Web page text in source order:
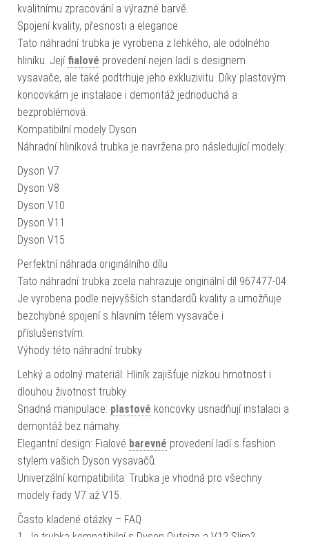
kvalitnímu zpracování a výrazné barvě.
Spojení kvality, přesnosti a elegance
Tato náhradní trubka je vyrobena z lehkého, ale odolného
hliníku. Její fialové provedení nejen ladí s designem
vysavače, ale také podtrhuje jeho exkluzivitu. Díky plastovým
koncovkám je instalace i demontáž jednoduchá a
bezproblémová.
Kompatibilní modely Dyson
Náhradní hliníková trubka je navržena pro následující modely:
Dyson V7
Dyson V8
Dyson V10
Dyson V11
Dyson V15
Perfektní náhrada originálního dílu
Tato náhradní trubka zcela nahrazuje originální díl 967477-04.
Je vyrobena podle nejvyšších standardů kvality a umožňuje
bezchybné spojení s hlavním tělem vysavače i
příslušenstvím.
Výhody této náhradní trubky
Lehký a odolný materiál: Hliník zajišťuje nízkou hmotnost i
dlouhou životnost trubky.
Snadná manipulace: plastové koncovky usnadňují instalaci a
demontáž bez námahy.
Elegantní design: Fialové barevné provedení ladí s fashion
stylem vašich Dyson vysavačů.
Univerzální kompatibilita: Trubka je vhodná pro všechny
modely řady V7 až V15.
Často kladené otázky – FAQ